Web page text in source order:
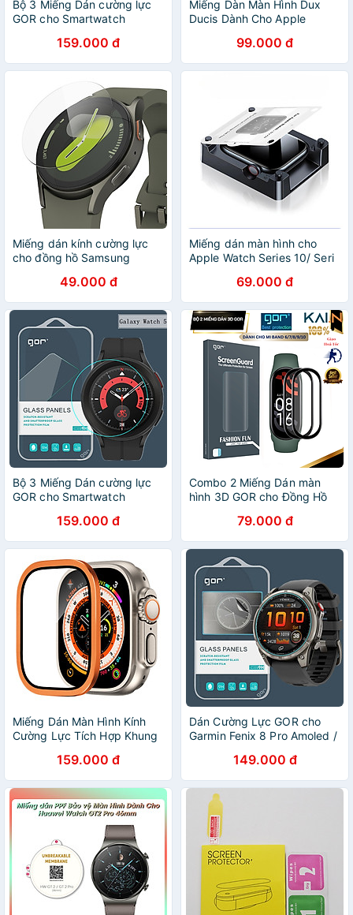
Bộ 3 Miếng Dán cường lực
GOR cho Smartwatch
- Hàng Chính Hãng
159.000 đ
Miếng Dàn Màn Hình Dux
Ducis Dành Cho Apple
/ SE / SE 2, Chất liệu PMMA,
bộ 2 miếng_ Hàng chính
hãng
99.000 đ
Miếng dán kính cường lực
cho đồng hồ Samsung
Watch 7 44/40mm Full HD
Clear 2.5D_ Hàng chính hãng
49.000 đ
Miếng dán màn hình cho
Apple Watch Series 10/ Seri
Kai.N Easy Film Có Khung
Dán, Chống Trầy Xước,
Chống Bám Vân Tay_Hàng
Chính Hãng
69.000 đ
Bộ 3 Miếng Dán cường lực
GOR cho Smartwatch
Watch 5 Pro- Hàng Chính
Hãng
159.000 đ
Combo 2 Miếng Dán màn
hình 3D GOR cho Đồng Hồ
Mi band 10/ Miband 7/
Miband 6 Kai.N_ Hàng chính
hãng
79.000 đ
Miếng Dán Màn Hình Kính
Cường Lực Tích Hợp Khung
Watch Ultra / Apple Watch
Ultra 2 49mm - Hàng Chính
Hãng
159.000 đ
Dán Cường Lực GOR cho
Garmin Fenix 8 Pro Amoled /
Size 47mm / 51mm - Hàng
Chính Hãng
149.000 đ